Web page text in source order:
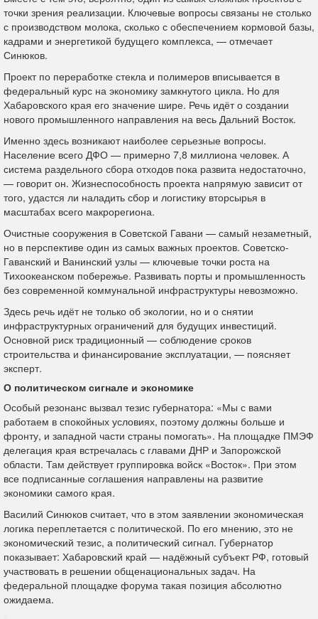
точки зрения реализации. Ключевые вопросы связаны не столько
с производством молока, сколько с обеспечением кормовой базы,
кадрами и энергетикой будущего комплекса, — отмечает
Синюков.
Проект по переработке стекла и полимеров вписывается в
федеральный курс на экономику замкнутого цикла. Но для
Хабаровского края его значение шире. Речь идёт о создании
нового промышленного направления на весь Дальний Восток.
Именно здесь возникают наиболее серьезные вопросы.
Население всего ДФО — примерно 7,8 миллиона человек. А
система раздельного сбора отходов пока развита недостаточно,
— говорит он. Жизнеспособность проекта напрямую зависит от
того, удастся ли наладить сбор и логистику вторсырья в
масштабах всего макрорегиона.
Очистные сооружения в Советской Гавани — самый незаметный,
но в перспективе один из самых важных проектов. Советско-
Гаванский и Ванинский узлы — ключевые точки роста на
Тихоокеанском побережье. Развивать порты и промышленность
без современной коммунальной инфраструктуры невозможно.
Здесь речь идёт не только об экологии, но и о снятии
инфраструктурных ограничений для будущих инвестиций.
Основной риск традиционный — соблюдение сроков
строительства и финансирование эксплуатации, — поясняет
эксперт.
О политическом сигнале и экономике
Особый резонанс вызвал тезис губернатора: «Мы с вами
работаем в спокойных условиях, поэтому должны больше и
фронту, и западной части страны помогать». На площадке ПМЭФ
делегация края встречалась с главами ДНР и Запорожской
области. Там действует группировка войск «Восток». При этом
все подписанные соглашения направлены на развитие
экономики самого края.
Василий Синюков считает, что в этом заявлении экономическая
логика переплетается с политической. По его мнению, это не
экономический тезис, а политический сигнал. Губернатор
показывает: Хабаровский край — надёжный субъект РФ, готовый
участвовать в решении общенациональных задач. На
федеральной площадке форума такая позиция абсолютно
ожидаема.